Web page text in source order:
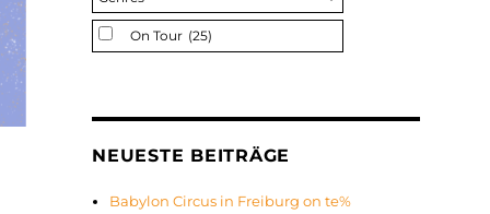
On Tour (25)
NEUESTE BEITRÄGE
Babylon Circus in Freiburg on te%